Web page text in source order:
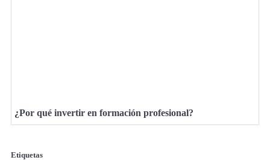
¿Por qué invertir en formación profesional?
Etiquetas